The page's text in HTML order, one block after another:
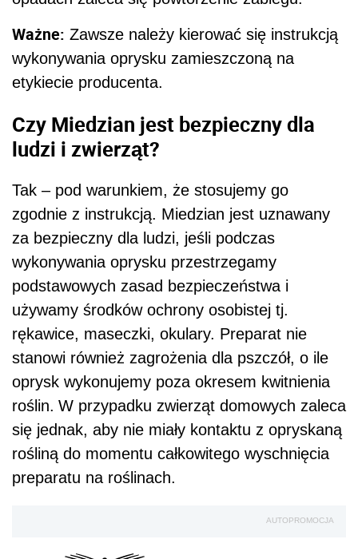
Ważne: Zawsze należy kierować się instrukcją
wykonywania oprysku zamieszczoną na
etykiecie producenta.
Czy Miedzian jest bezpieczny dla
ludzi i zwierząt?
Tak – pod warunkiem, że stosujemy go
zgodnie z instrukcją. Miedzian jest uznawany
za bezpieczny dla ludzi, jeśli podczas
wykonywania oprysku przestrzegamy
podstawowych zasad bezpieczeństwa i
używamy środków ochrony osobistej tj.
rękawice, maseczki, okulary. Preparat nie
stanowi również zagrożenia dla pszczół, o ile
oprysk wykonujemy poza okresem kwitnienia
roślin. W przypadku zwierząt domowych zaleca
się jednak, aby nie miały kontaktu z opryskaną
rośliną do momentu całkowitego wyschnięcia
preparatu na roślinach.
AUTOPROMOCJA